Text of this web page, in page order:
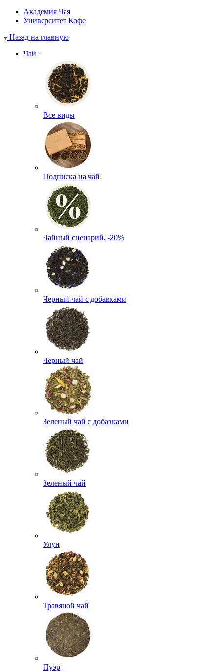
Академия Чая
Университет Кофе
Назад на главную
Чай
Все виды
Подписка на чай
Чайный сценарий, -20%
Черный чай с добавками
Черный чай
Зеленый чай с добавками
Зеленый чай
Улун
Травяной чай
Пуэр